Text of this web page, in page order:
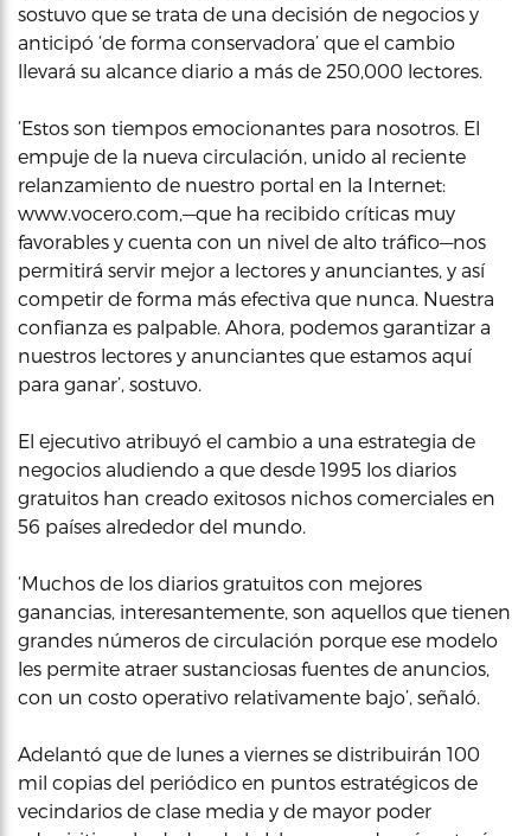
sostuvo que se trata de una decisión de negocios y
anticipó ‘de forma conservadora’ que el cambio
llevará su alcance diario a más de 250,000 lectores.
‘Estos son tiempos emocionantes para nosotros. El
empuje de la nueva circulación, unido al reciente
relanzamiento de nuestro portal en la Internet:
www.vocero.com,—que ha recibido críticas muy
favorables y cuenta con un nivel de alto tráfico—nos
permitirá servir mejor a lectores y anunciantes, y así
competir de forma más efectiva que nunca. Nuestra
confianza es palpable. Ahora, podemos garantizar a
nuestros lectores y anunciantes que estamos aquí
para ganar’, sostuvo.
El ejecutivo atribuyó el cambio a una estrategia de
negocios aludiendo a que desde 1995 los diarios
gratuitos han creado exitosos nichos comerciales en
56 países alrededor del mundo.
‘Muchos de los diarios gratuitos con mejores
ganancias, interesantemente, son aquellos que tienen
grandes números de circulación porque ese modelo
les permite atraer sustanciosas fuentes de anuncios,
con un costo operativo relativamente bajo’, señaló.
Adelantó que de lunes a viernes se distribuirán 100
mil copias del periódico en puntos estratégicos de
vecindarios de clase media y de mayor poder